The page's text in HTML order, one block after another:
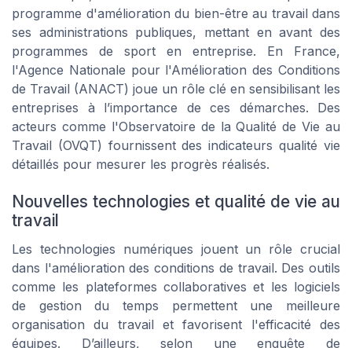
programme d'amélioration du bien-être au travail dans
ses administrations publiques, mettant en avant des
programmes de sport en entreprise. En France,
l'Agence Nationale pour l'Amélioration des Conditions
de Travail (ANACT) joue un rôle clé en sensibilisant les
entreprises à l’importance de ces démarches. Des
acteurs comme l'Observatoire de la Qualité de Vie au
Travail (OVQT) fournissent des indicateurs qualité vie
détaillés pour mesurer les progrès réalisés.
Nouvelles technologies et qualité de vie au
travail
Les technologies numériques jouent un rôle crucial
dans l'amélioration des conditions de travail. Des outils
comme les plateformes collaboratives et les logiciels
de gestion du temps permettent une meilleure
organisation du travail et favorisent l'efficacité des
équipes. D’ailleurs, selon une enquête de